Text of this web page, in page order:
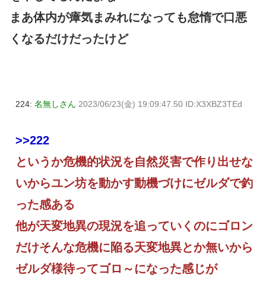
まあ体内が瘴気まみれになっても怠惰で口悪
くなるだけだったけど
224: 名無しさん 2023/06/23(金) 19:09:47.50 ID:X3XBZ3TEd
>>222
というか危機的状況を自然災害で作り出せな
いからユン坊を動かす動機づけにゼルダで釣
った感ある
他が天変地異の現況を追っていくのにゴロン
だけそんな危機に陥る天変地異とか無いから
ゼルダ様待ってゴロ～になった感じが